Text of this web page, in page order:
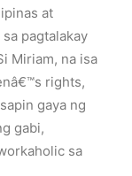
at
pagtalakay
Miriam, na isa
rights,
gaya ng
gabi,
sa